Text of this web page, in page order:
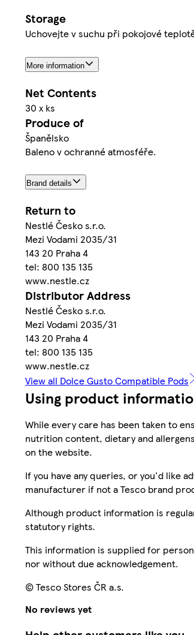
Storage
Uchovejte v suchu při pokojové
More information
Net Contents
30 x ks
Produce of
Španělsko
Baleno v ochranné atmosféře.
Brand details
Return to
Nestlé Česko s.r.o.
Mezi Vodami 2035/31
143 20 Praha 4
tel: 800 135 135
www.nestle.cz
Distributor Address
Nestlé Česko s.r.o.
Mezi Vodami 2035/31
143 20 Praha 4
tel: 800 135 135
www.nestle.cz
View all Dolce Gusto Compatible Pods
Using product
While every care has been taken to
nutrition content, dietary and
on the website.
If you have any queries, or you'd like
manufacturer if not a Tesco brand
Although product information is
statutory rights.
This information is supplied for
nor without due acknowledgement.
© Tesco Stores ČR a.s.
No reviews yet